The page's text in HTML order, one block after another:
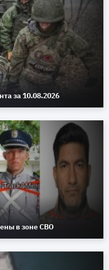
за 10.08.2026
в зоне СВО